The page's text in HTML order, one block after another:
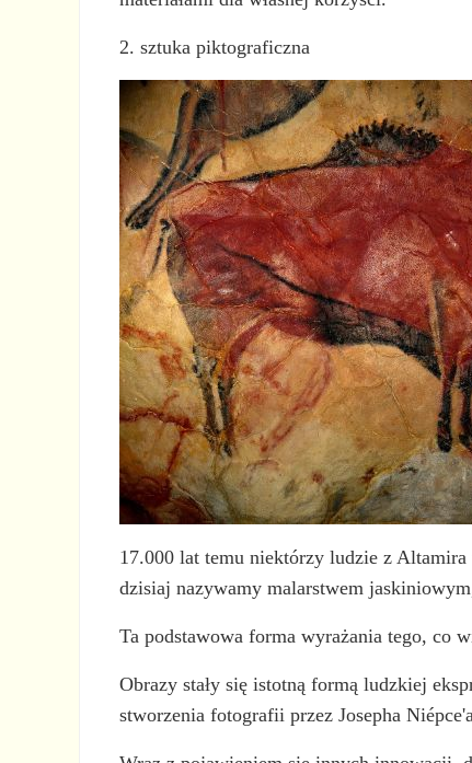
2. sztuka piktograficzna
17.000 lat temu niektórzy ludzie z
dzisiaj nazywamy malarstwem
Ta podstawowa forma wyrażania tego, co
Obrazy stały się istotną formą ludzkiej
stworzenia fotografii przez Josepha